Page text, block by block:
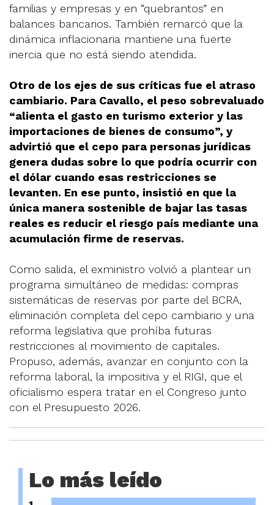
familias y empresas y en “quebrantos” en
balances bancarios. También remarcó que la
dinámica inflacionaria mantiene una fuerte
inercia que no está siendo atendida.
Otro de los ejes de sus críticas fue el atraso
cambiario. Para Cavallo, el peso sobrevaluado
“alienta el gasto en turismo exterior y las
importaciones de bienes de consumo”, y
advirtió que el cepo para personas jurídicas
genera dudas sobre lo que podría ocurrir con
el dólar cuando esas restricciones se
levanten. En ese punto, insistió en que la
única manera sostenible de bajar las tasas
reales es reducir el riesgo país mediante una
acumulación firme de reservas.
Como salida, el exministro volvió a plantear un
programa simultáneo de medidas: compras
sistemáticas de reservas por parte del BCRA,
eliminación completa del cepo cambiario y una
reforma legislativa que prohíba futuras
restricciones al movimiento de capitales.
Propuso, además, avanzar en conjunto con la
reforma laboral, la impositiva y el RIGI, que el
oficialismo espera tratar en el Congreso junto
con el Presupuesto 2026.
Lo más leído